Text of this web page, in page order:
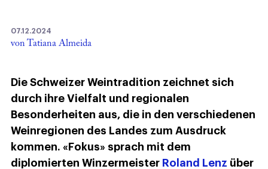
07.12.2024
von Tatiana Almeida
Die Schweizer Weintradition zeichnet sich
durch ihre Vielfalt und regionalen
Besonderheiten aus, die in den verschiedenen
Weinregionen des Landes zum Ausdruck
kommen. «Fokus» sprach mit dem
diplomierten Winzermeister Roland Lenz über